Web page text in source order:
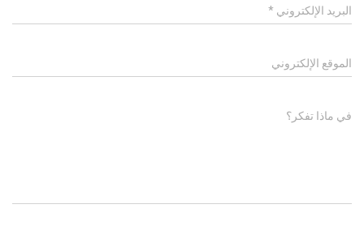
البريد الإلكتروني *
الموقع الإلكتروني
في ماذا تفكر؟